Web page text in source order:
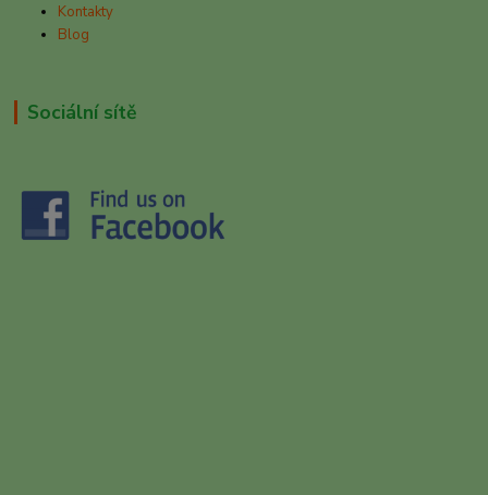
Kontakty
Blog
Sociální sítě